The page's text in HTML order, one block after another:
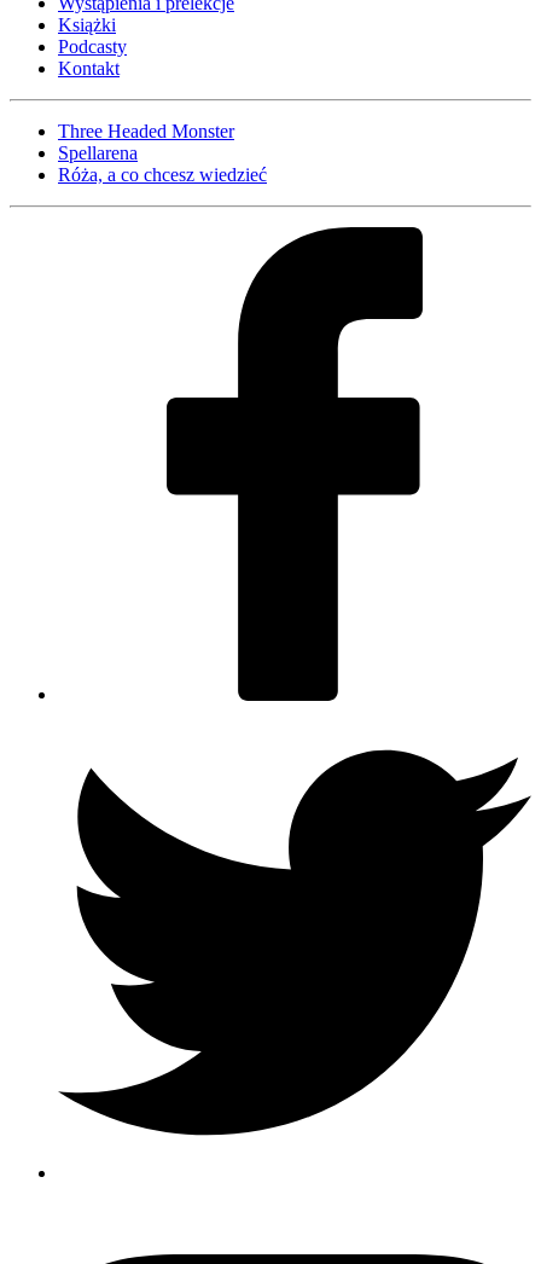
Książki
Podcasty
Kontakt
Three Headed Monster
Spellarena
Róża, a co chcesz wiedzieć